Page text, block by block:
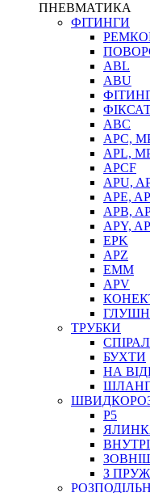
ПНЕВМАТИКА
ФІТИНГИ
ABL
ABU
ABC
APC,
APL,
APCF
APU,
APE,
APB,
APY,
EPK
APZ
EMM
APV
ТРУБКИ
БУХТИ
НА
P5
З